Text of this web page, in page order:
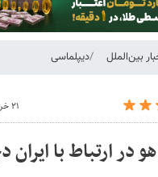
بین‌الملل دیپلماسی
۲۱ خرداد ۱۴۰۵ - ۱۸:۲۶
در ارتباط با ایران